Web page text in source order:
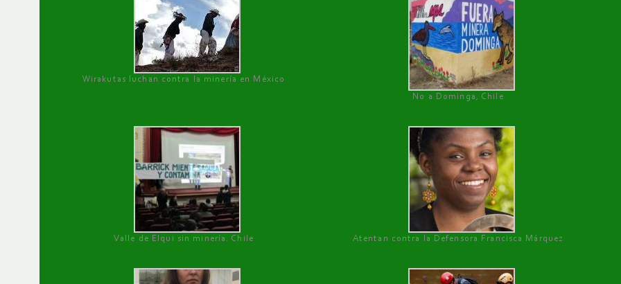
Wirakutas luchan contra la minería en México
No a Dominga, Chile
Valle de Elqui sin minería. Chile Atentan contra la Defensora Francisca Márquez